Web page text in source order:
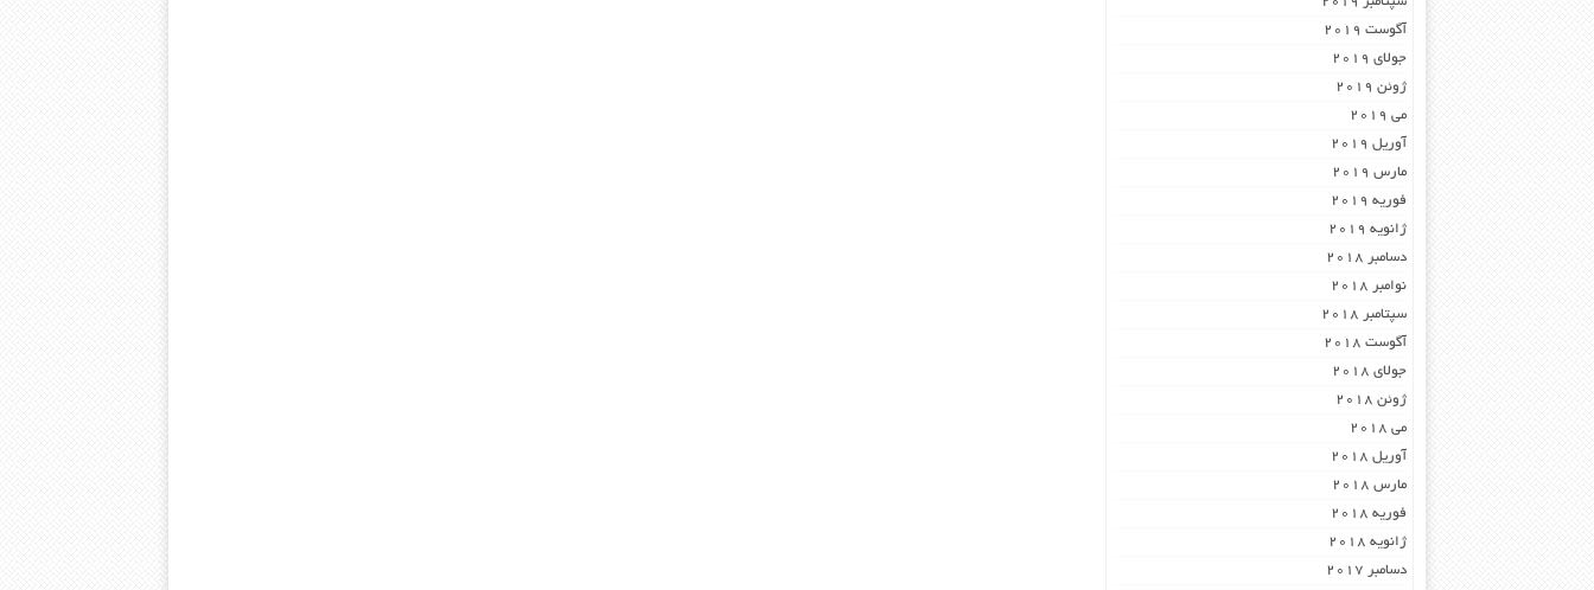
آگوست 2019
جولای 2019
ژوئن 2019
می 2019
آوریل 2019
مارس 2019
فوریه 2019
ژانویه 2019
دسامبر 2018
نوامبر 2018
سپتامبر 2018
آگوست 2018
جولای 2018
ژوئن 2018
می 2018
آوریل 2018
مارس 2018
فوریه 2018
ژانویه 2018
دسامبر 2017